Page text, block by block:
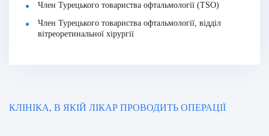
Член Турецького товариства офтальмології (TSO)
Член Турецького товариства офтальмології, відділ
вітреоретинальної хірургії
КЛІНІКА, В ЯКІЙ ЛІКАР ПРОВОДИТЬ ОПЕРАЦІЇ